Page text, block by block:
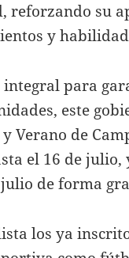
reforzando su
y
integral para
este
Verano de
el 16 de
de forma
los ya